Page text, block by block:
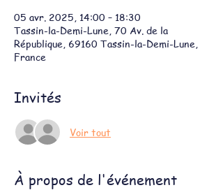
05 avr. 2025, 14:00 – 18:30
Tassin-la-Demi-Lune, 70 Av. de la
République, 69160 Tassin-la-Demi-Lune,
France
Invités
Voir tout
À propos de l'événement